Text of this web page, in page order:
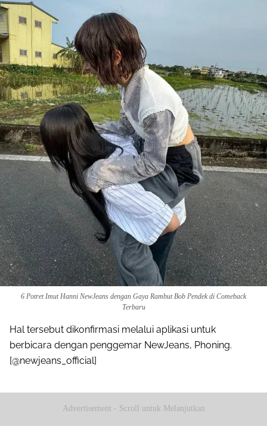
6 Potret Imut Hanni NewJeans dengan Gaya Rambut Bob Pendek di Comeback
Terbaru
Hal tersebut dikonfirmasi melalui aplikasi untuk
berbicara dengan penggemar NewJeans, Phoning.
[@newjeans_official]
Advertisement - Scroll untuk Melanjutkan